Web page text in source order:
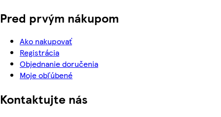
Pred prvým nákupom
Ako nakupovať
Registrácia
Objednanie doručenia
Moje obľúbené
Kontaktujte nás